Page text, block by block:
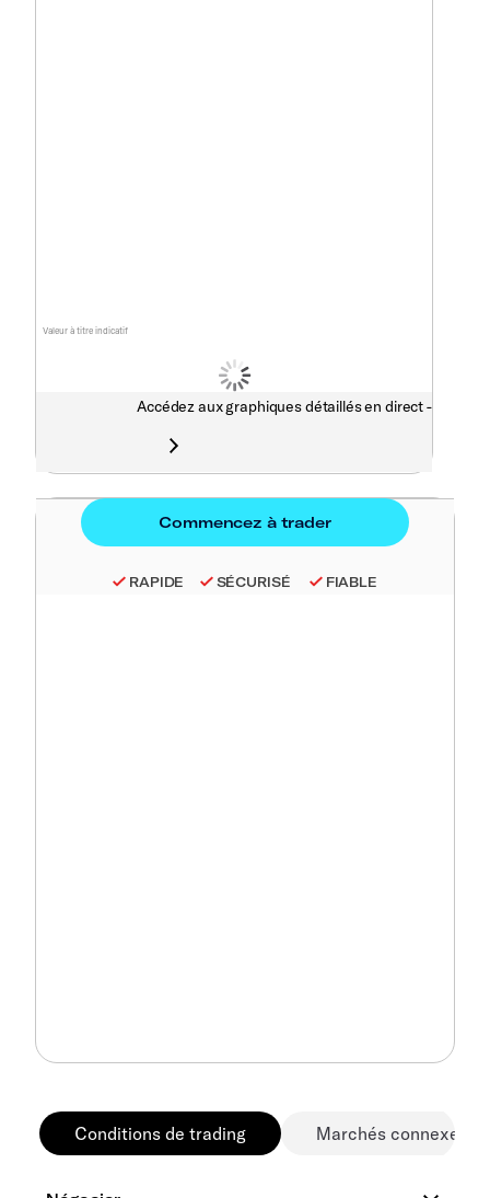
Valeur à titre indicatif
Accédez aux graphiques détaillés en direct -
RAPIDE SÉCURISÉ FIABLE
Conditions de trading Marchés connexes